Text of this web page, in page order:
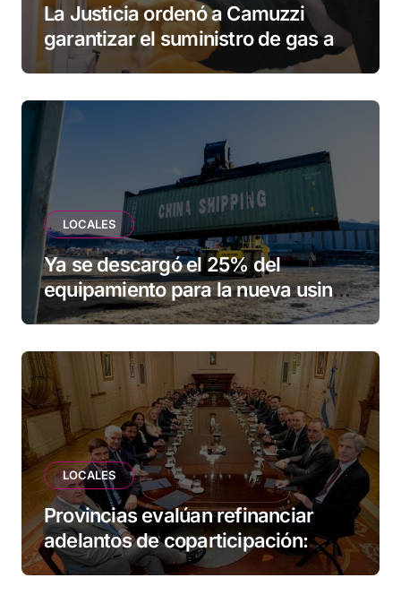
La Justicia ordenó a Camuzzi
garantizar el suministro de gas a
una familia de Tolhuin
LOCALES
Ya se descargó el 25% del
equipamiento para la nueva usina
de Ushuaia
LOCALES
Provincias evalúan refinanciar
adelantos de coparticipación:
Tierra del Fuego, entre las